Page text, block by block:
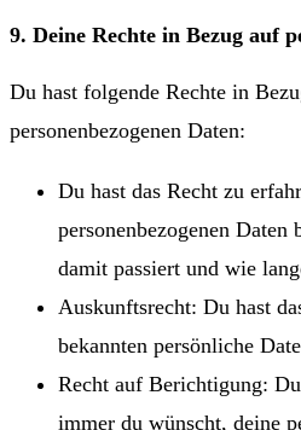
9. Deine Rechte in Bezug auf
Du hast folgende Rechte in
personenbezogenen Daten:
Du hast das Recht zu
personenbezogenen Daten
damit passiert und wie
Auskunftsrecht: Du hast
bekannten persönliche
Recht auf Berichtigung:
immer du wünscht, deine